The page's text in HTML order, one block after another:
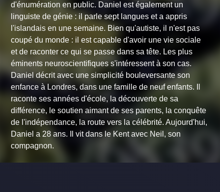
d'énumération en public. Daniel est également un
linguiste de génie : il parle sept langues et a appris
l'islandais en une semaine. Bien qu'autiste, il n'est pas
coupé du monde : il est capable d'avoir une vie sociale
et de raconter ce qui se passe dans sa tête. Les plus
éminents neuroscientifiques s'intéressent à son cas.
Daniel décrit avec une simplicité bouleversante son
enfance à Londres, dans une famille de neuf enfants. Il
raconte ses années d'école, la découverte de sa
différence, le soutien aimant de ses parents, la conquête
de l'indépendance, la route vers la célébrité. Aujourd'hui,
Daniel a 28 ans. Il vit dans le Kent avec Neil, son
compagnon.